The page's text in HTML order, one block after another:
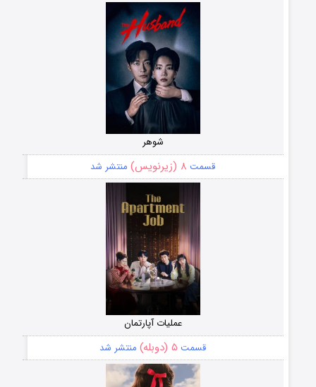
شوهر
قسمت ۸ (زیرنویس) منتشر شد
عملیات آپارتمان
قسمت ۵ (دوبله) منتشر شد